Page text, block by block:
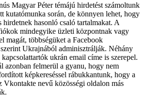
Magyar Péter témájú hirdetést számoltunk
kutatómunka során, de könnyen lehet, hogy
hirdetnek hasonló csaló tartalmakat. A
mindegyike üzleti központnak vagy
magát, többségüket a Facebook
szerint Ukrajnából adminisztrálják. Néhány
ukrán email címe is szerepel.
azonban felmerül a gyanu, hogy nem
képkereséssel rábukkantunk, hogy a
Vkontakte nevű közösségi oldalon más